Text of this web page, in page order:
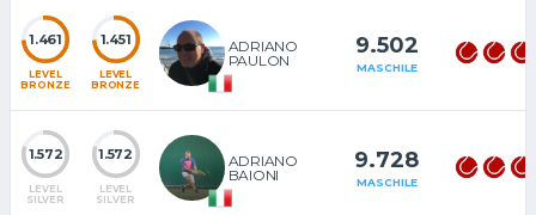
1.461
LEVEL
BRONZE
1.451
LEVEL
BRONZE
ADRIANO
PAULON
9.502
MASCHILE
1.572
LEVEL
SILVER
1.572
LEVEL
SILVER
ADRIANO
BAIONI
9.728
MASCHILE